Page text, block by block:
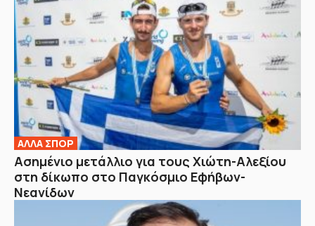
ΑΛΛΑ ΣΠΟΡ
Ασημένιο μετάλλιο για τους Χιώτη-Αλεξίου
στη δίκωπο στο Παγκόσμιο Εφήβων-
Νεανίδων